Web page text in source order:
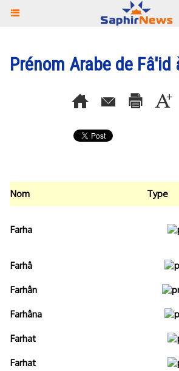
Prénom Arabe de Fâ'id
Nom Type
Farha
Farhâ
Farhân
Farhâna
Farhat
Farhat